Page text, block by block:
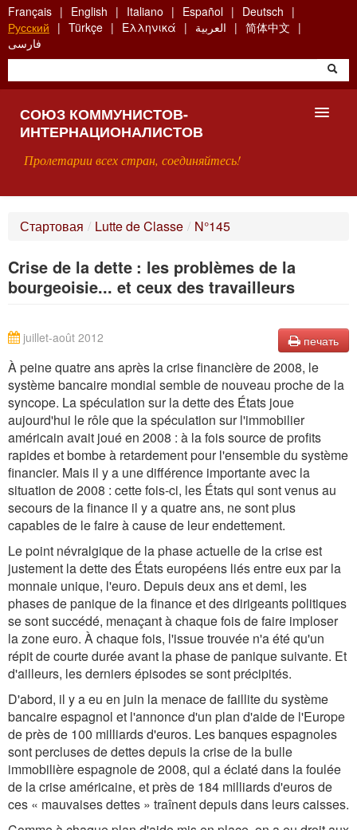
Skip
to
main
content
Français English Italiano Español
Deutsch
Русский
Türkçe Ελληνικά العربية
简体中文
فارسی
СОЮЗ КОММУНИСТОВ-
ИНТЕРНАЦИОНАЛИСТОВ
Пролетарии всех стран, соединяйтесь!
ПОИСК
Стартовая / Lutte de Classe / N°145
Crise de la dette : les problèmes de la
bourgeoisie... et ceux des travailleurs
печать
juillet-août 2012
À peine quatre ans après la crise financière de 2008, le
système bancaire mondial semble de nouveau proche de la
syncope. La spéculation sur la dette des États joue
aujourd'hui le rôle que la spéculation sur l'immobilier
américain avait joué en 2008 : à la fois source de profits
rapides et bombe à retardement pour l'ensemble du système
financier. Mais il y a une différence importante avec la
situation de 2008 : cette fois-ci, les États qui sont venus au
secours de la finance il y a quatre ans, ne sont plus
capables de le faire à cause de leur endettement.
Le point névralgique de la phase actuelle de la crise est
justement la dette des États européens liés entre eux par la
monnaie unique, l'euro. Depuis deux ans et demi, les
phases de panique de la finance et des dirigeants politiques
se sont succédé, menaçant à chaque fois de faire imploser
la zone euro. À chaque fois, l'issue trouvée n'a été qu'un
répit de courte durée avant la phase de panique suivante. Et
d'ailleurs, les derniers épisodes se sont précipités.
D'abord, il y a eu en juin la menace de faillite du système
bancaire espagnol et l'annonce d'un plan d'aide de l'Europe
de près de 100 milliards d'euros. Les banques espagnoles
sont percluses de dettes depuis la crise de la bulle
immobilière espagnole de 2008, qui a éclaté dans la foulée
de la crise américaine, et près de 184 milliards d'euros de
ces « mauvaises dettes » traînent depuis dans leurs caisses.